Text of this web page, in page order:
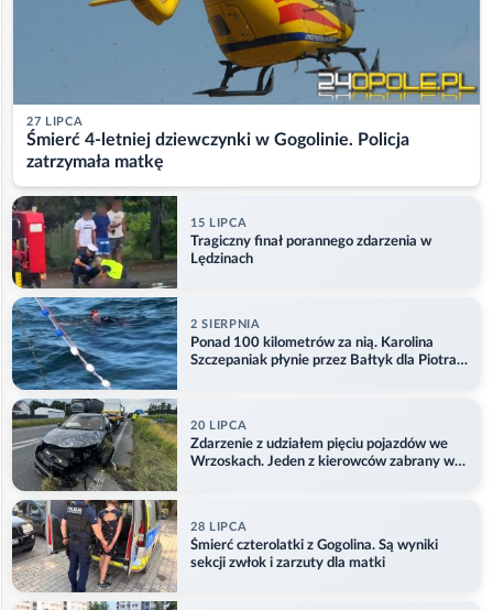
27 LIPCA
Śmierć 4-letniej dziewczynki w Gogolinie. Policja
zatrzymała matkę
15 LIPCA
Tragiczny finał porannego zdarzenia w
Lędzinach
2 SIERPNIA
Ponad 100 kilometrów za nią. Karolina
Szczepaniak płynie przez Bałtyk dla Piotra.
20 LIPCA
Zdarzenie z udziałem pięciu pojazdów we
Wrzoskach. Jeden z kierowców zabrany w
28 LIPCA
Śmierć czterolatki z Gogolina. Są wyniki
sekcji zwłok i zarzuty dla matki